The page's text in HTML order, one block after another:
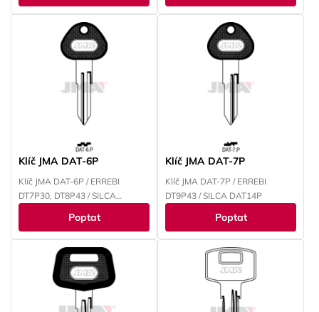
Klíč JMA DAT-6P
Klíč JMA DAT-6P / ERREBI
DT7P30, DT8P43 / SILCA
Poptat
Klíč JMA DAT-7P
Klíč JMA DAT-7P / ERREBI
DT9P43 / SILCA DAT14P
Poptat